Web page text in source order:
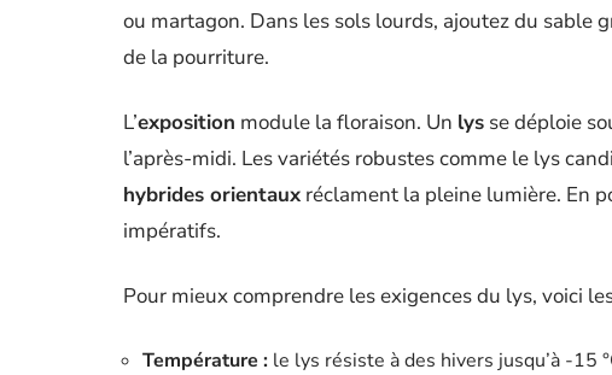
ou martagon. Dans les sols lourds, ajoutez du sable
de la pourriture.
L’exposition module la floraison. Un lys se déploie
l’après-midi. Les variétés robustes comme le lys
hybrides orientaux réclament la pleine lumière. En
impératifs.
Pour mieux comprendre les exigences du lys, voici
Température : le lys résiste à des hivers jusqu’à -15